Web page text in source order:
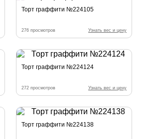
Торт граффити №224105
276 просмотров Узнать вес и цену
Торт граффити №224124
272 просмотров Узнать вес и цену
Торт граффити №224138